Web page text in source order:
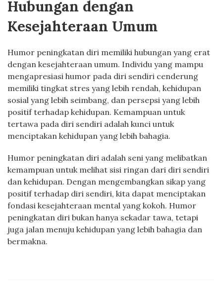
Hubungan dengan
Kesejahteraan Umum
Humor peningkatan diri memiliki hubungan yang erat
dengan kesejahteraan umum. Individu yang mampu
mengapresiasi humor pada diri sendiri cenderung
memiliki tingkat stres yang lebih rendah, kehidupan
sosial yang lebih seimbang, dan persepsi yang lebih
positif terhadap kehidupan. Kemampuan untuk
tertawa pada diri sendiri adalah kunci untuk
menciptakan kehidupan yang lebih bahagia.
Humor peningkatan diri adalah seni yang melibatkan
kemampuan untuk melihat sisi ringan dari diri sendiri
dan kehidupan. Dengan mengembangkan sikap yang
positif terhadap diri sendiri, kita dapat menciptakan
fondasi kesejahteraan mental yang kokoh. Humor
peningkatan diri bukan hanya sekadar tawa, tetapi
juga jalan menuju kehidupan yang lebih bahagia dan
bermakna.